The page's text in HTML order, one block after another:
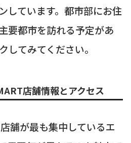
しています。都市部にお住
要都市を訪れる予定があ
してみてください。
店舗情報とアクセス
舗が最も集中しているエ